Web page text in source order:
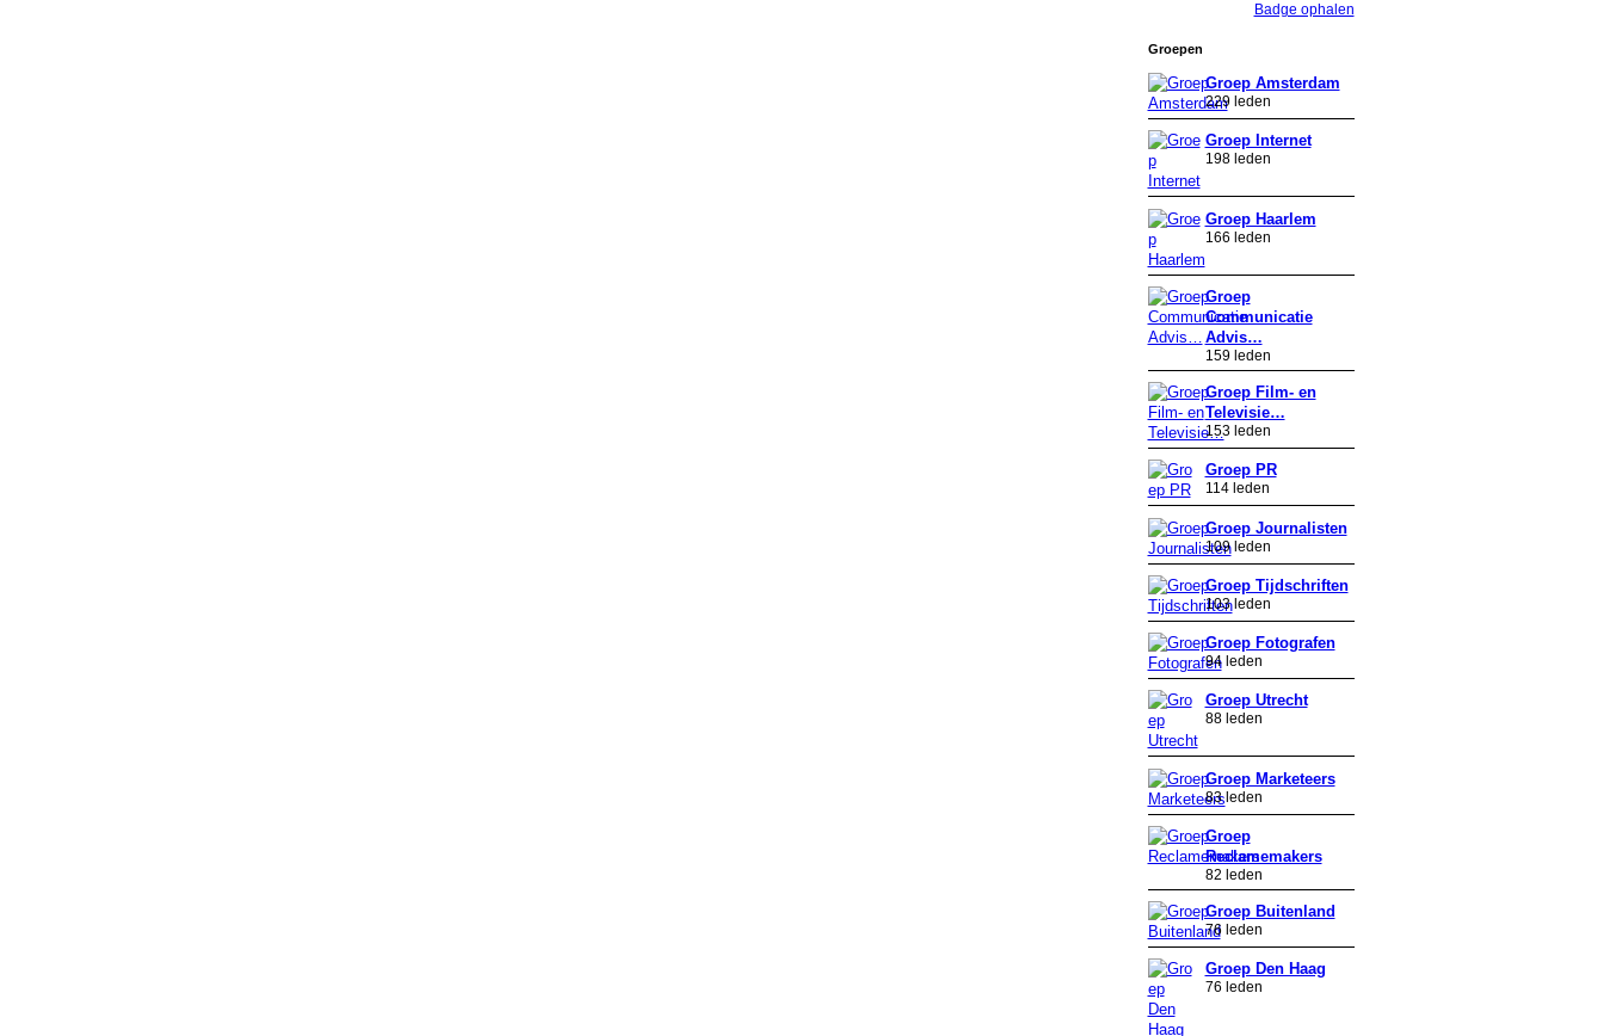
Badge ophalen
Groepen
Groep Amsterdam
229 leden
Groep Internet
198 leden
Groep Haarlem
166 leden
Groep
Communicatie
Advis…
159 leden
Groep Film- en
Televisie…
153 leden
Groep PR
114 leden
Groep Journalisten
109 leden
Groep Tijdschriften
103 leden
Groep Fotografen
94 leden
Groep Utrecht
88 leden
Groep Marketeers
83 leden
Groep
Reclamemakers
82 leden
Groep Buitenland
76 leden
Groep Den Haag
76 leden